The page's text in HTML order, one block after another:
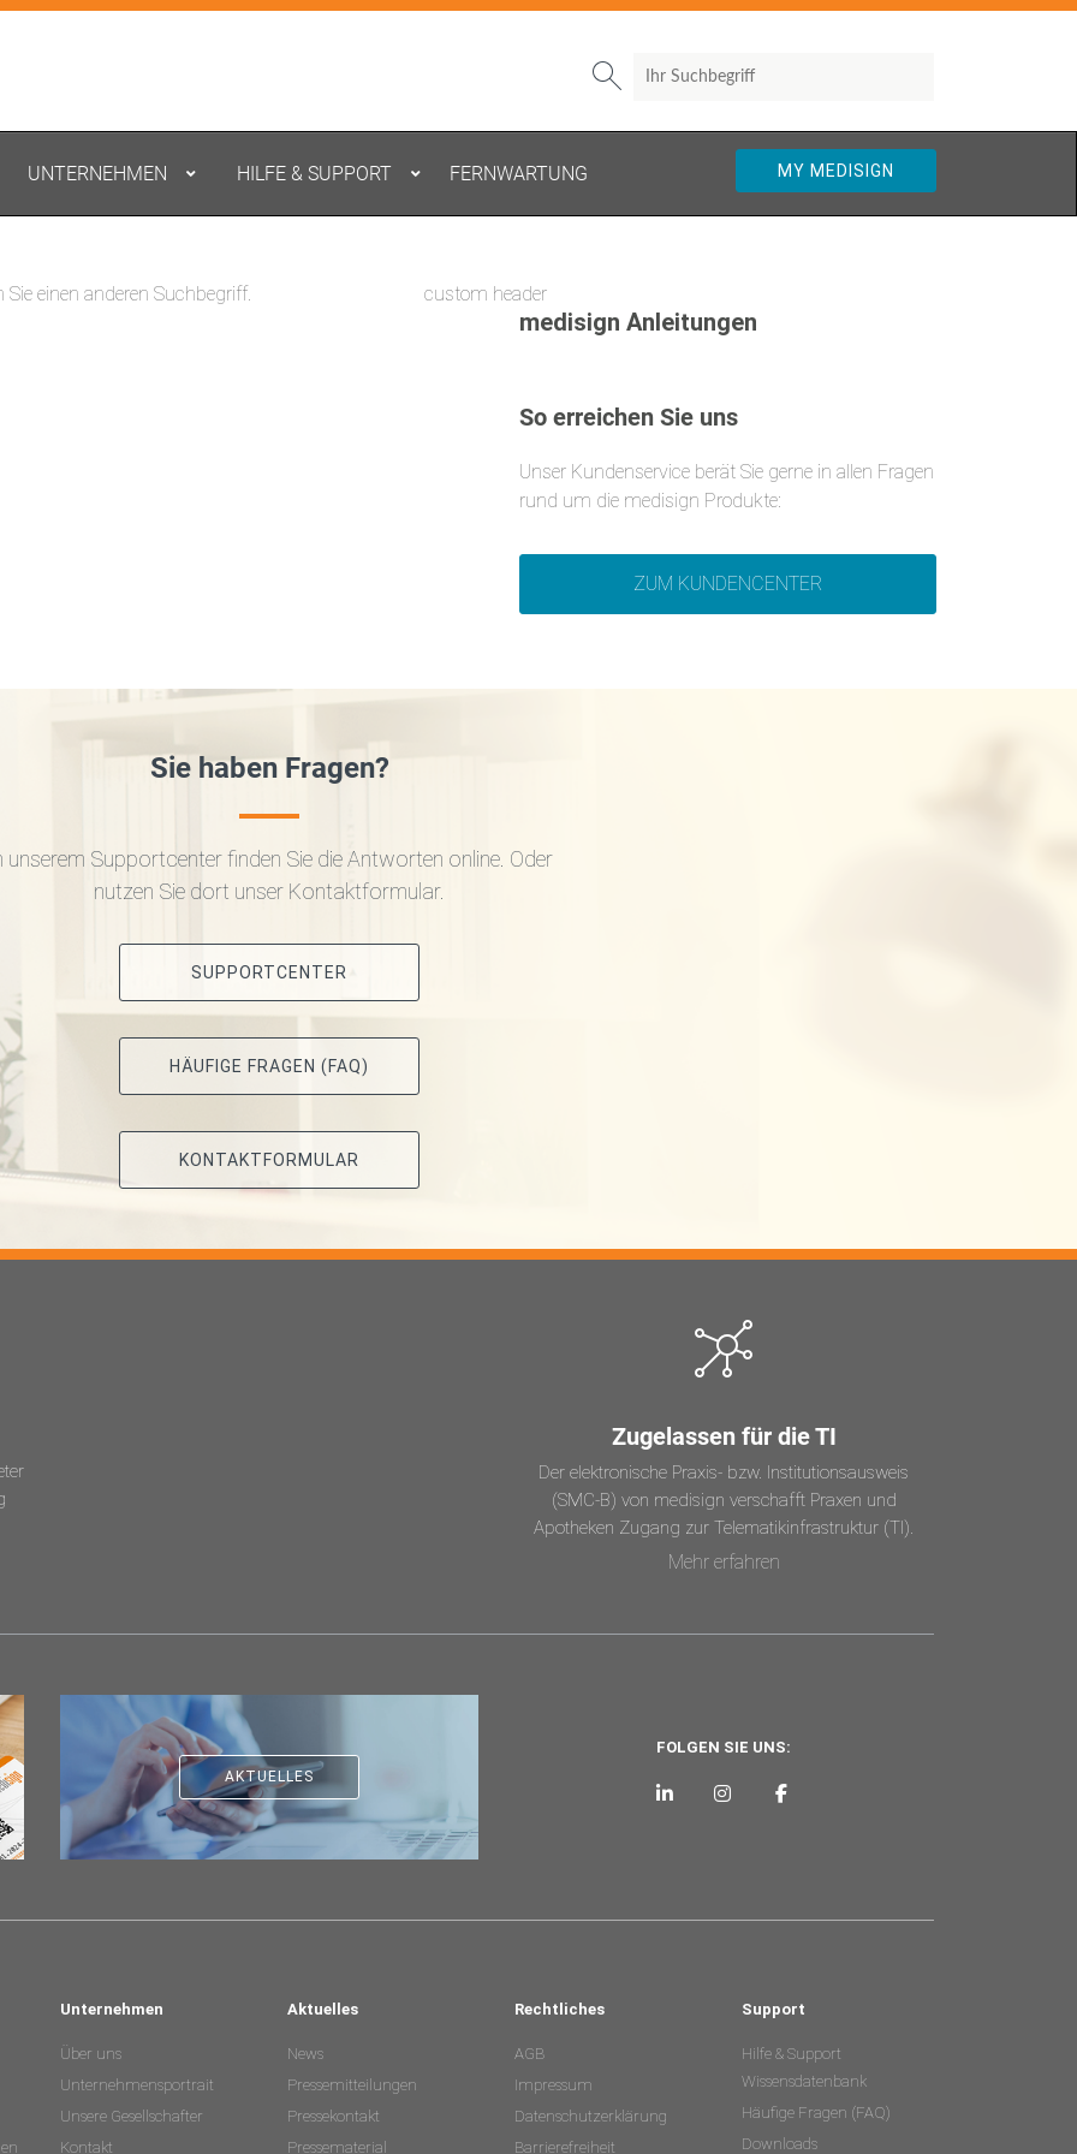
 Search
UNTERNEHMEN HILFE & SUPPORT FERNWARTUNG MY MEDISIGN
custom header
einen anderen Suchbegriff.
medisign Anleitungen
So erreichen Sie uns
Unser Kundenservice berät Sie gerne in allen Fragen
rund um die medisign Produkte:
ZUM KUNDENCENTER
Sie haben Fragen?
unserem Supportcenter finden Sie die Antworten online. Oder
nutzen Sie dort unser Kontaktformular.
SUPPORTCENTER
HÄUFIGE FRAGEN (FAQ)
KONTAKTFORMULAR
Zugelassen für die TI
Der elektronische Praxis- bzw. Institutionsausweis
(SMC-B) von medisign verschafft Praxen und
Apotheken Zugang zur Telematikinfrastruktur (TI).
Mehr erfahren
AKTUELLES
FOLGEN SIE UNS:
Unternehmen
Über uns
Unternehmensportrait
Unsere Gesellschafter
Kontakt
Aktuelles
News
Pressemitteilungen
Pressekontakt
Pressematerial
Rechtliches
AGB
Impressum
Datenschutzerklärung
Barrierefreiheit
Support
Hilfe & Support
Wissensdatenbank
Häufige Fragen (FAQ)
Downloads